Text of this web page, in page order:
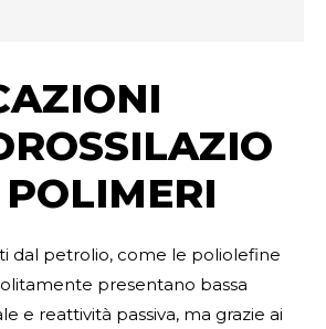
dal petrolio, come le poliolefine
presentano bassa
e reattività passiva, ma grazie ai